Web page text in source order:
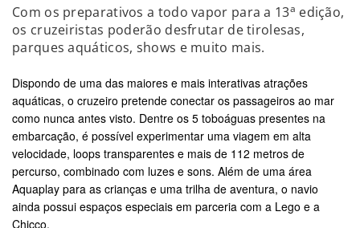
Com os preparativos a todo vapor para a 13a edição,
os cruzeiristas poderão desfrutar de tirolesas,
parques aquáticos, shows e muito mais.
Dispondo de uma das maiores e mais interativas atrações
aquáticas, o cruzeiro pretende conectar os passageiros ao mar
como nunca antes visto. Dentre os 5 toboáguas presentes na
embarcação, é possível experimentar uma viagem em alta
velocidade, loops transparentes e mais de 112 metros de
percurso, combinado com luzes e sons. Além de uma área
Aquaplay para as crianças e uma trilha de aventura, o navio
ainda possui espaços especiais em parceria com a Lego e a
Chicco.